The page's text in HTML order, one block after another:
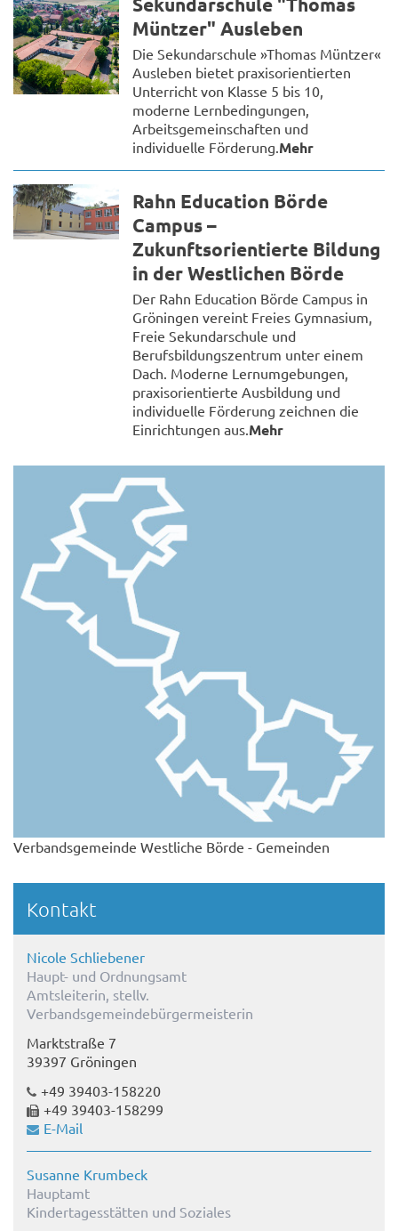
Müntzer" Ausleben
Die Sekundarschule »Thomas Müntzer«
Ausleben bietet praxisorientierten
Unterricht von Klasse 5 bis 10,
moderne Lernbedingungen,
Arbeitsgemeinschaften und
individuelle Förderung.Mehr
Rahn Education Börde
Campus –
Zukunftsorientierte Bildung
in der Westlichen Börde
Der Rahn Education Börde Campus in
Gröningen vereint Freies Gymnasium,
Freie Sekundarschule und
Berufsbildungszentrum unter einem
Dach. Moderne Lernumgebungen,
praxisorientierte Ausbildung und
individuelle Förderung zeichnen die
Einrichtungen aus.Mehr
Verbandsgemeinde Westliche Börde - Gemeinden
Kontakt
Nicole Schliebener
Haupt- und Ordnungsamt
Amtsleiterin, stellv.
Verbandsgemeindebürgermeisterin
Marktstraße 7
39397 Gröningen
+49 39403-158220
+49 39403-158299
E-Mail
Susanne Krumbeck
Hauptamt
Kindertagesstätten und Soziales